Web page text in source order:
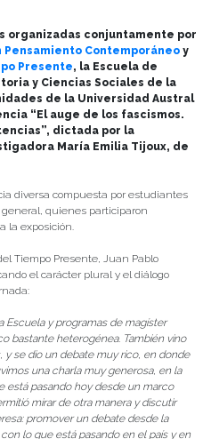
organizadas conjuntamente por
Pensamiento Contemporáneo y
Presente, la Escuela de
y Ciencias Sociales de la
de la Universidad Austral
“El auge de los fascismos.
dictada por la
María Emilia Tijoux, de
diversa compuesta por estudiantes
quienes participaron
la exposición.
Tiempo Presente, Juan Pablo
el carácter plural y el diálogo
Escuela y programas de magíster
bastante heterogénea. También vino
y se dio un debate muy rico, en donde
una charla muy generosa, en la
está pasando hoy desde un marco
mirar de otra manera y discutir
promover un debate desde la
lo que está pasando en el país y en